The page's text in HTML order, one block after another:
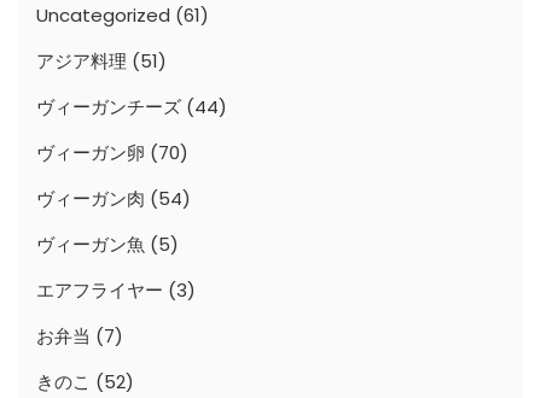
Uncategorized (61)
アジア料理 (51)
ヴィーガンチーズ (44)
ヴィーガン卵 (70)
ヴィーガン肉 (54)
ヴィーガン魚 (5)
エアフライヤー (3)
お弁当 (7)
きのこ (52)